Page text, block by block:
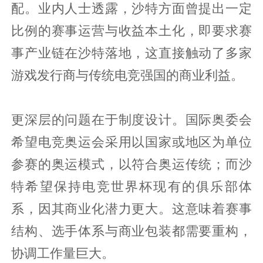
配。业内人士透露，沙特方面曾提出一定
比例的赛事运营与收益本土化，即要求赛
事产业链在沙特落地，这直接触动了多家
游戏发行商与传统电竞强国的商业利益。
更深层的问题在于制度设计。国际奥委会
希望电竞奥运会采用以国家或地区为单位
参赛的奥运模式，以符合奥运传统；而沙
特希望保持电竞世界杯现有的俱乐部体
系，因其商业化潜力更大。这意味着赛事
结构、选手体系与商业包装都需要重构，
协调工作量巨大。